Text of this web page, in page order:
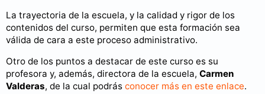
La trayectoria de la escuela, y la calidad y rigor de los
contenidos del curso, permiten que esta formación sea
válida de cara a este proceso administrativo.
Otro de los puntos a destacar de este curso es su
profesora y, además, directora de la escuela, Carmen
Valderas, de la cual podrás conocer más en este enlace.